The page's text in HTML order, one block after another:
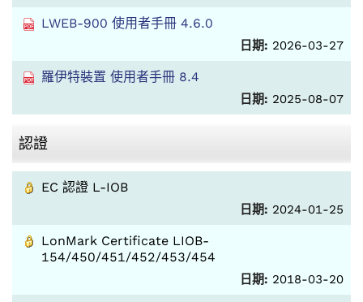
LWEB-900 使用者手冊 4.6.0
日期: 2026-03-27
羅伊特裝置 使用者手冊 8.4
日期: 2025-08-07
認證
EC 認證 L-IOB
日期: 2024-01-25
LonMark Certificate LIOB-
154/450/451/452/453/454
日期: 2018-03-20